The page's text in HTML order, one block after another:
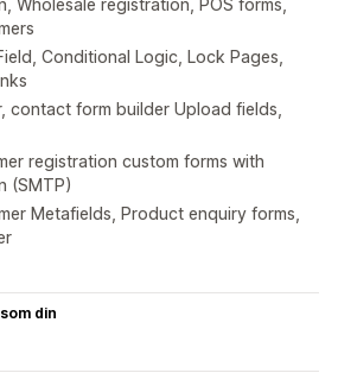
Wholesale registration, POS forms,
Conditional Logic, Lock Pages,
contact form builder Upload fields,
registration custom forms with
(SMTP)
Metafields, Product enquiry forms,
din